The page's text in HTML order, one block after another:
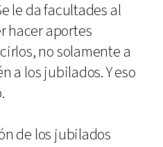
le da facultades al
hacer aportes
no solamente a
a los jubilados. Y eso
de los jubilados